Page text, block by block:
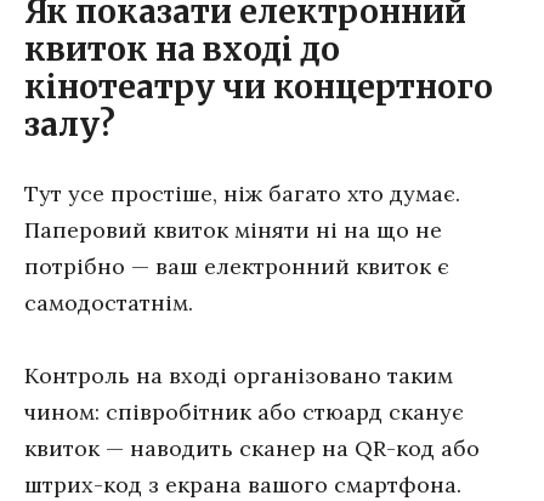
Як показати електронний
квиток на вході до
кінотеатру чи концертного
залу?
Тут усе простіше, ніж багато хто думає.
Паперовий квиток міняти ні на що не
потрібно — ваш електронний квиток є
самодостатнім.
Контроль на вході організовано таким
чином: співробітник або стюард сканує
квиток — наводить сканер на QR-код або
штрих-код з екрана вашого смартфона.